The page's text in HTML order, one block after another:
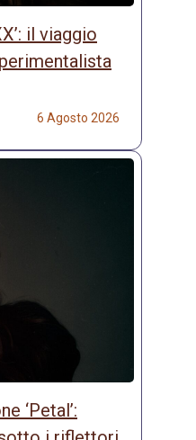
il viaggio
6 Agosto 2026
‘Petal’: